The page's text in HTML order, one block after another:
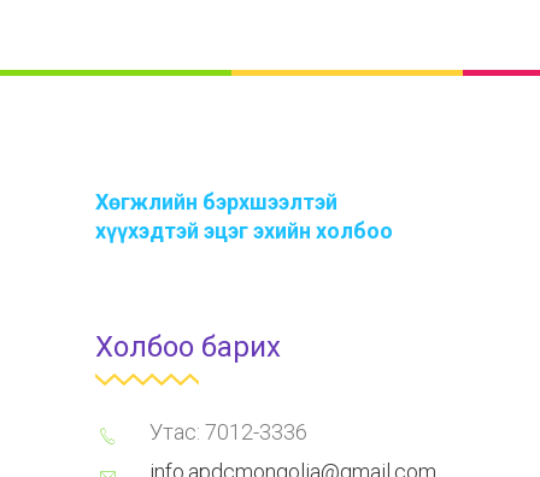
Хөгжлийн бэрхшээлтэй
хүүхэдтэй эцэг эхийн холбоо
Холбоо барих
Утас: 7012-3336
info.apdcmongolia@gmail.com